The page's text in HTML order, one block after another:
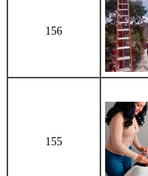
156
155